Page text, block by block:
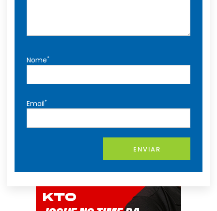
Nome*
Email*
ENVIAR